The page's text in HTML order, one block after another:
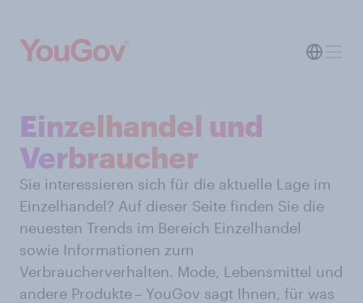
Einzelhandel und
Verbraucher
Sie interessieren sich für die aktuelle Lage im
Einzelhandel? Auf dieser Seite finden Sie die
neuesten Trends im Bereich Einzelhandel
sowie Informationen zum
Verbraucherverhalten. Mode, Lebensmittel und
andere Produkte – YouGov sagt Ihnen, für was